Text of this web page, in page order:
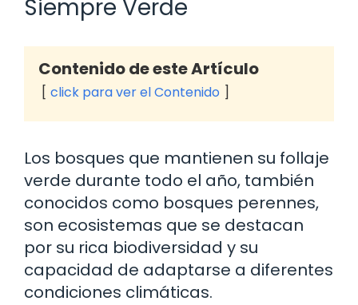
Siempre Verde
Contenido de este Artículo
click para ver el Contenido
Los bosques que mantienen su follaje
verde durante todo el año, también
conocidos como bosques perennes,
son ecosistemas que se destacan
por su rica biodiversidad y su
capacidad de adaptarse a diferentes
condiciones climáticas.